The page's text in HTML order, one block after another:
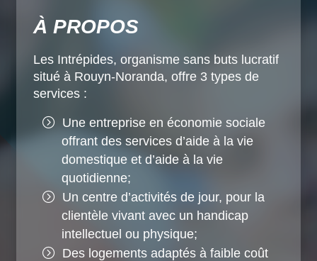
À PROPOS
Les Intrépides, organisme sans buts lucratif
situé à Rouyn-Noranda, offre 3 types de
services :
Une entreprise en économie sociale
offrant des services d’aide à la vie
domestique et d’aide à la vie
quotidienne;
Un centre d’activités de jour, pour la
clientèle vivant avec un handicap
intellectuel ou physique;
Des logements adaptés à faible coût